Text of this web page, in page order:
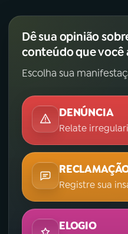
Dê sua opinião
conteúdo que você
Escolha sua
DENÚNCIA
Relate
Registre sua
ELOGIO